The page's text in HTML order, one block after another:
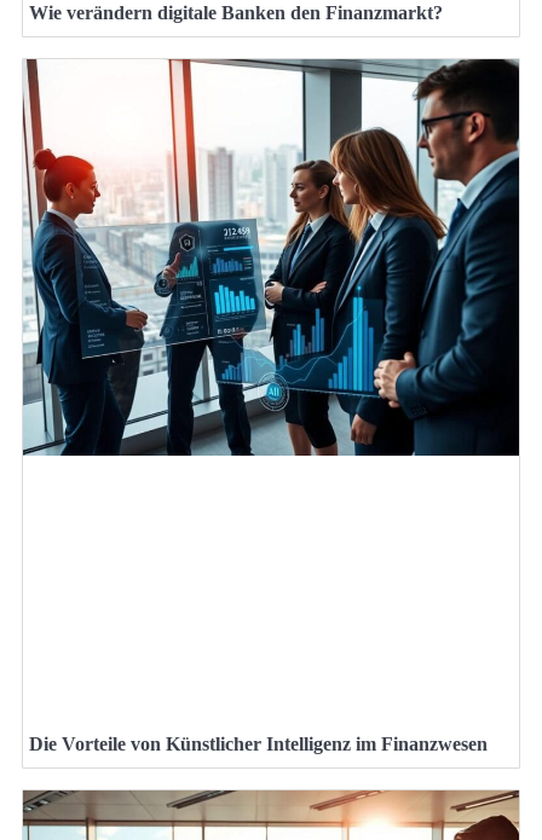
Wie verändern digitale Banken den Finanzmarkt?
Die Vorteile von Künstlicher Intelligenz im Finanzwesen